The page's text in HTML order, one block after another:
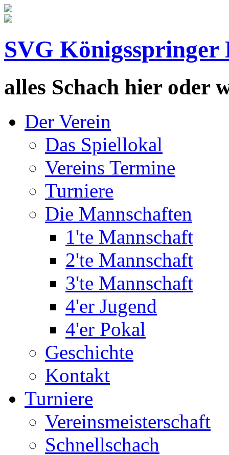
SVG Königsspringer
alles Schach hier oder
Der Verein
Das Spiellokal
Vereins Termine
Turniere
Die Mannschaften
1'te Mannschaft
2'te Mannschaft
3'te Mannschaft
4'er Jugend
4'er Pokal
Geschichte
Kontakt
Turniere
Vereinsmeisterschaft
Schnellschach